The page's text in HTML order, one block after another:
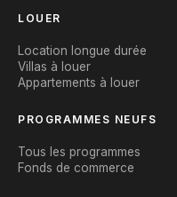
LOUER
Location longue durée
Villas à louer
Appartements à louer
PROGRAMMES NEUFS
Tous les programmes
Fonds de commerce